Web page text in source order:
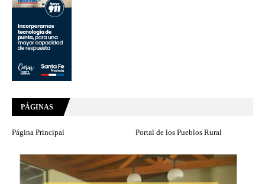
PÁGINAS
Página Principal Portal de los Pueblos Rural